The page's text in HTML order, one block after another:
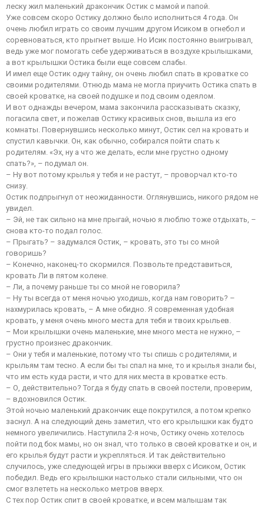
леску жил маленький дракончик Остик с мамой и папой.
Уже совсем скоро Остику должно было исполниться 4 года. Он
очень любил играть со своим лучшим другом Исиком в огнебол и
соревноваться, кто прыгнет выше. Но Исик постоянно выигрывал,
ведь уже мог помогать себе удерживаться в воздухе крылышками,
а вот крылышки Остика были еще совсем слабы.
И имел еще Остик одну тайну, он очень любил спать в кроватке со
своими родителями. Отнюдь мама не могла приучить Остика спать в
своей кроватке, на своей подушке и под своим одеялом.
И вот однажды вечером, мама закончила рассказывать сказку,
погасила свет, и пожелав Остику красивых снов, вышла из его
комнаты. Повернувшись несколько минут, Остик сел на кровать и
спустил кавычки. Он, как обычно, собирался пойти спать к
родителям. «Эх, ну а что же делать, если мне грустно одному
спать?», – подумал он.
– Ну вот потому крылья у тебя и не растут, – проворчал кто-то
снизу.
Остик подпрыгнул от неожиданности. Оглянувшись, никого рядом не
увидел.
– Эй, не так сильно на мне прыгай, ночью я люблю тоже отдыхать, –
снова кто-то подал голос.
– Прыгать? – задумался Остик, – кровать, это ты со мной
говоришь?
– Конечно, наконец-то скормился. Позвольте представиться,
кровать Ли в пятом колене.
– Ли, а почему раньше ты со мной не говорила?
– Ну ты всегда от меня ночью уходишь, когда нам говорить? –
нахмурилась кровать, – А мне обидно. Я современная удобная
кровать, у меня очень много места для тебя и твоих крыльев.
– Мои крылышки очень маленькие, мне много места не нужно, –
грустно произнес дракончик.
– Они у тебя и маленькие, потому что ты спишь с родителями, и
крыльям там тесно. А если бы ты спал на мне, то и крылья знали бы,
что им есть куда расти, и что для них места в кроватке есть.
– О, действительно? Тогда я буду спать в своей постели, проверим,
– вдохновился Остик.
Этой ночью маленький дракончик еще покрутился, а потом крепко
заснул. А на следующий день заметил, что его крылышки как будто
немного увеличились. Наступила 2-я ночь, Остику очень хотелось
пойти под бок мамы, но он знал, что только в своей кроватке и он, и
его крылья будут расти и укрепляться. И так действительно
случилось, уже следующей игры в прыжки вверх с Исиком, Остик
победил. Ведь его крылышки настолько стали сильными, что он
смог взлететь на несколько метров вверх.
С тех пор Остик спит в своей кроватке, и всем малышам так